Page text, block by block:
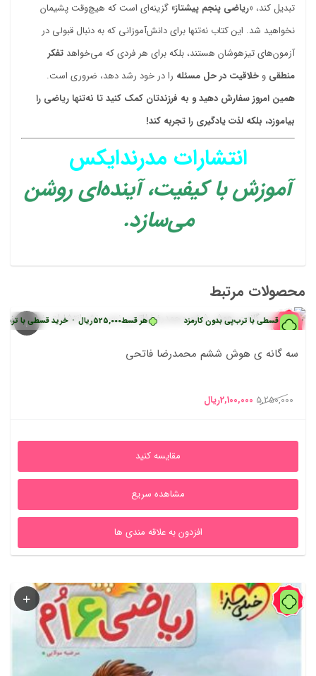
تبدیل کند، «ریاضی پنجم پیشتاز» گزینه‌ای است که هیچ‌وقت پشیمان
نخواهید شد. این کتاب نه‌تنها برای دانش‌آموزانی که به دنبال قبولی در
آزمون‌های تیزهوشان هستند، بلکه برای هر فردی که می‌خواهد تفکر
منطقی و خلاقیت در حل مسئله را در خود رشد دهد، ضروری است.
همین امروز سفارش دهید و به فرزندتان کمک کنید تا نه‌تنها ریاضی را
بیاموزد، بلکه لذت یادگیری را تجربه کند!
انتشارات مدرندایکس
آموزش با کیفیت، آینده‌ای روشن
می‌سازد.
محصولات مرتبط
60% هر قسط525,000ریال • خرید قسطی با ترب‌پی خرید قسطی با ترب‌پی بدون کارمزد
سه گانه ی هوش ششم محمدرضا فاتحی
5,250,000 قیمت
5,250,000ریال
2,100,000ریال
2,100,000ریال
مقایسه کنید
مشاهده سریع
افزدون به علاقه مندی ها
60%